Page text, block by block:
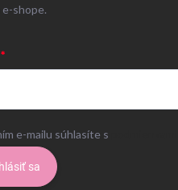
e-shope.
e-mailu súhlasíte s
sa